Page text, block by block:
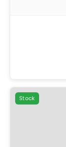
Stock